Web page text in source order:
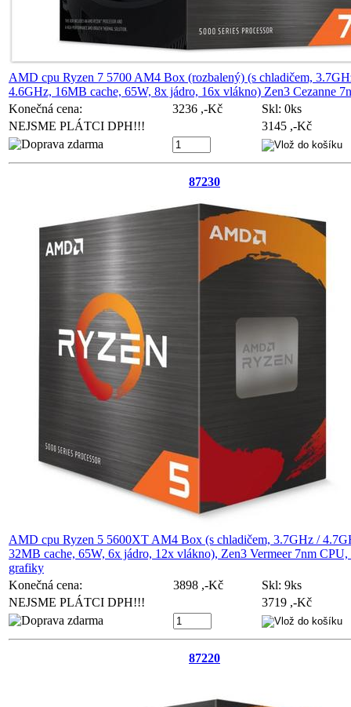
AMD cpu Ryzen 7 5700 AM4 Box (rozbalený) (s chladičem,
4.6GHz, 16MB cache, 65W, 8x jádro, 16x vlákno) Zen3 Cezanne
Konečná cena:
3236 ,-Kč Skl: 0ks
NEJSME PLÁTCI DPH!!!
3145 ,-Kč
87230
AMD cpu Ryzen 5 5600XT AM4 Box (s chladičem, 3.7GHz /
32MB cache, 65W, 6x jádro, 12x vlákno), Zen3 Vermeer 7nm CPU,
grafiky
Konečná cena:
3898 ,-Kč Skl: 9ks
NEJSME PLÁTCI DPH!!!
3719 ,-Kč
87220